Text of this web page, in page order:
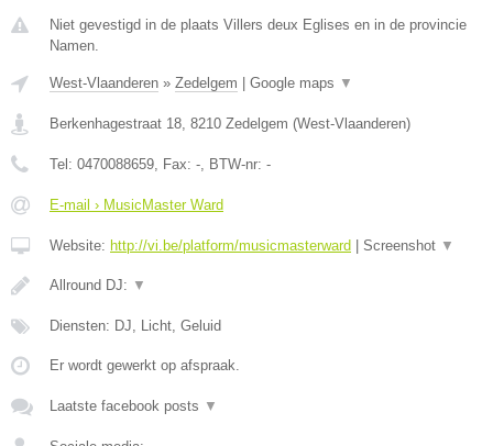
Niet gevestigd in de plaats Villers deux Eglises en in de provincie
Namen.
West-Vlaanderen » Zedelgem Google maps ▼
Berkenhagestraat 18, 8210 Zedelgem (West-Vlaanderen)
Tel: 0470088659, Fax: -, BTW-nr: -
E-mail › MusicMaster Ward
Website: http://vi.be/platform/musicmasterward Screenshot ▼
Allround DJ: ▼
Diensten: DJ, Licht, Geluid
Er wordt gewerkt op afspraak.
Laatste facebook posts ▼